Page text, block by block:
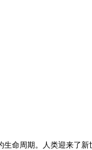
命周期。人类迎来了新